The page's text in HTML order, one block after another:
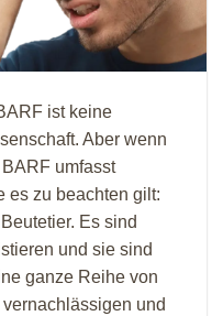
ist keine
Aber wenn
umfasst
es zu beachten gilt:
Es sind
und sie sind
ganze Reihe von
und